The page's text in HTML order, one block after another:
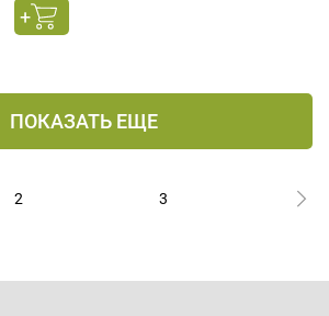
ПОКАЗАТЬ ЕЩЕ
2 3